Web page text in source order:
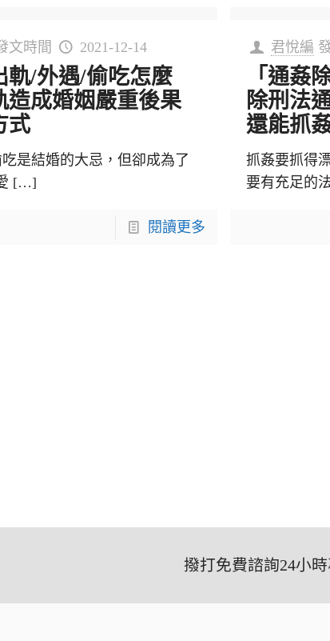
文時間 2021-12-14
軌/外遇/偷吃怎麼
造成婚姻嚴重後果
式
是結婚的大忌，但卻成為了
[…]
閱讀更多
君悅編
「通姦
除刑法
還能抓
抓姦要抓得
要有充足的
撥打免費諮詢24小